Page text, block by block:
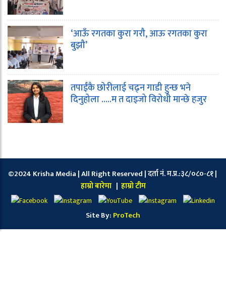
‘आऊँ रगतका कुरा गरौ, आऊ रगतका कुरा
बुझौ’
तपाईंकै छोरीलाई चढ्न गाडी हुन्छ भने
दिनुहोला …..म त दाइजो विरोधी मान्छे हजुर
©2024 Krisha Media | All Right Reserved | दर्ता नं. म.प्र.:३८/०८०-८१ |
हाम्रो बारेमा | हाम्रो टीम
Site By: ProTech